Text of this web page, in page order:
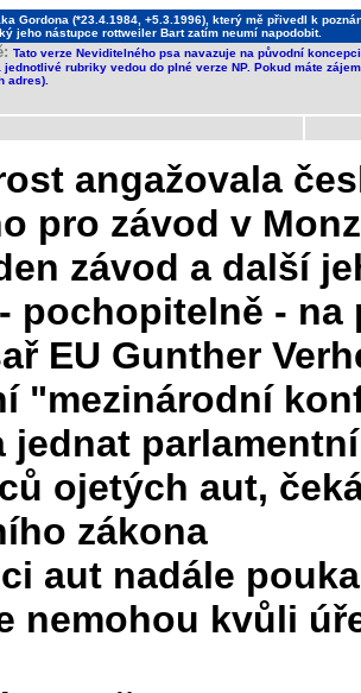
Gordona (*23.4.1984, +5.3.1996), který mě přivedl k
jeho nástupce rottweiler Bart zatím neumí napodobit.
Tato verze Neviditelného psa navazuje na původní
jednotlivé rubriky vedou do plné verze NP. Pokud máte
adres).
angažovala
pro závod v
závod a další
pochopitelně - na
EU Gunther
"mezinárodní
jednat
ojetých aut,
zákona
aut nadále
nemohou kvůli